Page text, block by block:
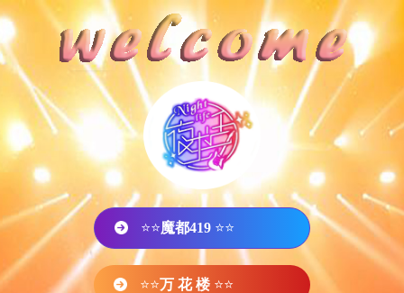
⭐⭐魔都419 ⭐⭐
⭐⭐万 花 楼 ⭐⭐